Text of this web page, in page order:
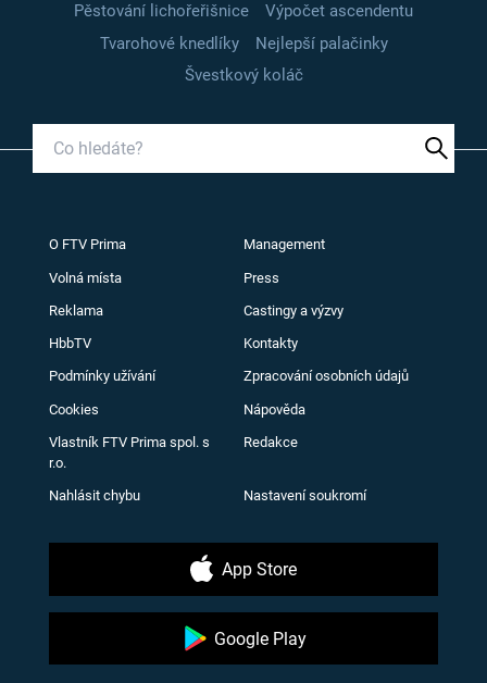
Pěstování lichořeřišnice
Výpočet ascendentu
Tvarohové knedlíky
Nejlepší palačinky
Švestkový koláč
O FTV Prima Management
Volná místa Press
Reklama Castingy a výzvy
HbbTV Kontakty
Podmínky užívání Zpracování osobních údajů
Cookies Nápověda
Vlastník FTV Prima spol. s
r.o.
Redakce
Nahlásit chybu Nastavení soukromí
App Store
Google Play